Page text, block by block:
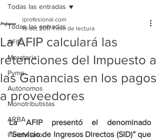
Todas las entradas
AFIP
Moratoria
Pyme
Autónomos
Monotributistas
ARBA
Inmobiliario
Todas las entradas
La AFIP calculará las
retenciones del Impuesto a
las Ganancias en los pagos
a proveedores
iprofesional.com
19 oct 2017 1 min de lectura
La AFIP presentó el denominado
“Servicio de Ingresos Directos (SID)” que